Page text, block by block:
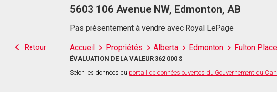
Retour
5603 106 Avenue NW, Edmonton, AB
Pas présentement à vendre avec Royal LePage
Accueil Propriétés Alberta Edmonton Fulton Place
ÉVALUATION DE LA VALEUR 362 000 $
Selon les données du portail de données ouvertes du Gouvernement du